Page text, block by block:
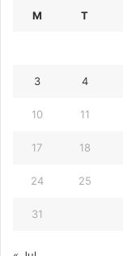
M T
3 4
10 11
17 18
24 25
31